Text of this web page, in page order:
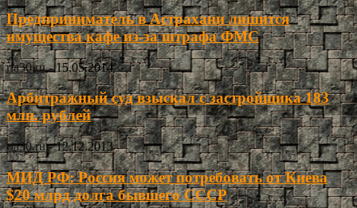
Предприниматель в Астрахани лишится
имущества кафе из-за штрафа ФМС
ria30.ru - 15.05.2014
Арбитражный суд взыскал с застройщика 183
млн. рублей
ria30.ru - 12.12.2013
МИД РФ: Россия может потребовать от Киева
$20 млрд долга бывшего СССР